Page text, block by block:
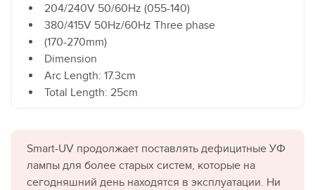
204/240V 50/60Hz (055-140)
380/415V 50Hz/60Hz Three phase
(170-270mm)
Dimension
Arc Length: 17.3cm
Total Length: 25cm
Smart-UV продолжает поставлять дефицитные УФ
лампы для более старых систем, которые на
сегодняшний день находятся в эксплуатации. Ни